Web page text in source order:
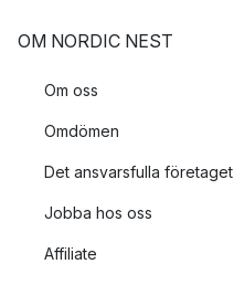
OM NORDIC NEST
Om oss
Omdömen
Det ansvarsfulla företaget
Jobba hos oss
Affiliate